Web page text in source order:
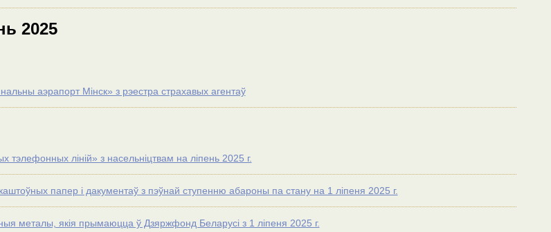
2025
аэрапорт Мiнск» з рэестра страхавых агентаў
тэлефонных ліній» з насельніцтвам на ліпень 2025 г.
папер і дакументаў з пэўнай ступенню абароны па стану на 1 лiпеня 2025 г.
металы, якія прымаюцца ў Дзяржфонд Беларусі з 1 ліпеня 2025 г.